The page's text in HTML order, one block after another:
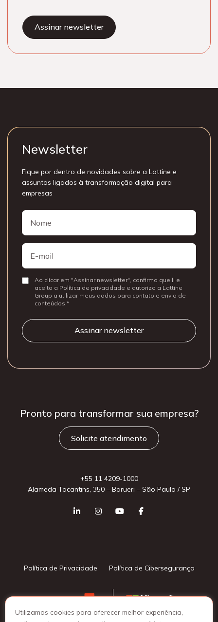
Utilizamos cookies para oferecer melhor experiência,
Newsletter
Fique por dentro de novidades sobre a Lattine e
assuntos ligados à transformação digital para
empresas
Nome
E-
mail
ConsentirAo clicar em "Assinar newsletter", confirmo que li e
aceito a Política de privacidade e autorizo a Lattine
Group a utilizar meus dados para contato e envio de
conteúdos.
Pronto para transformar sua empresa?
Solicite atendimento
+55 11 4209-1000
Alameda Tocantins, 350 – Barueri – São Paulo / SP
Política de Privacidade Política de Cibersegurança